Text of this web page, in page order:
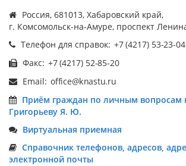
Россия, 681013, Хабаровский край,
г. Комсомольск-на-Амуре, проспект
Телефон для справок:
Факс:
Email:
Приём граждан по личным вопросам
Григорьеву Я. Ю.
Виртуальная приемная
Справочник телефонов, адресов,
электронной почты